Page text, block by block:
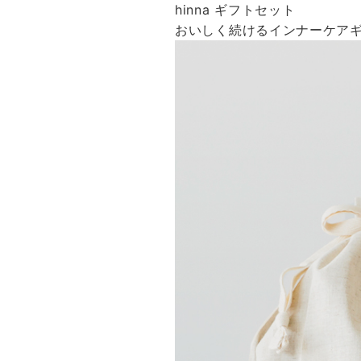
hinna ギフトセット
おいしく続けるインナーケア